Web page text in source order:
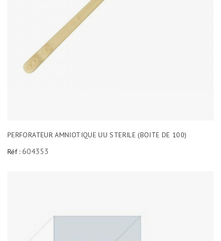
PERFORATEUR AMNIOTIQUE UU STERILE (BOITE DE 100)
Réf : 604353